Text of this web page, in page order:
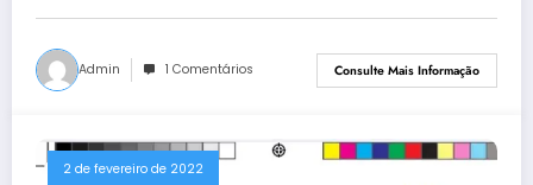
Admin 1 Comentários Consulte Mais Informação
2 de fevereiro de 2022